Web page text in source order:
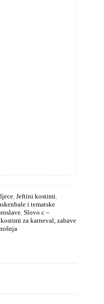
, Jeftini kostimi,
i tematske
, Slovo c –
za karneval, zabave